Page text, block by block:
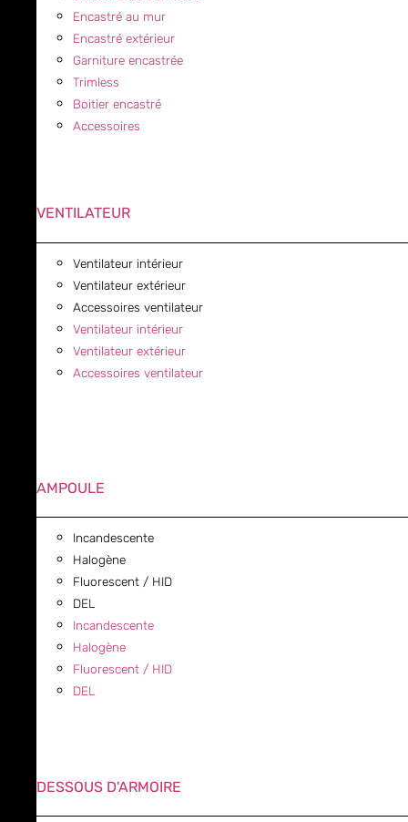
Encastré au mur
Encastré extérieur
Garniture encastrée
Trimless
Boitier encastré
Accessoires
VENTILATEUR
Ventilateur intérieur
Ventilateur extérieur
Accessoires ventilateur
Ventilateur intérieur
Ventilateur extérieur
Accessoires ventilateur
AMPOULE
Incandescente
Halogène
Fluorescent / HID
DEL
Incandescente
Halogène
Fluorescent / HID
DEL
DESSOUS D'ARMOIRE